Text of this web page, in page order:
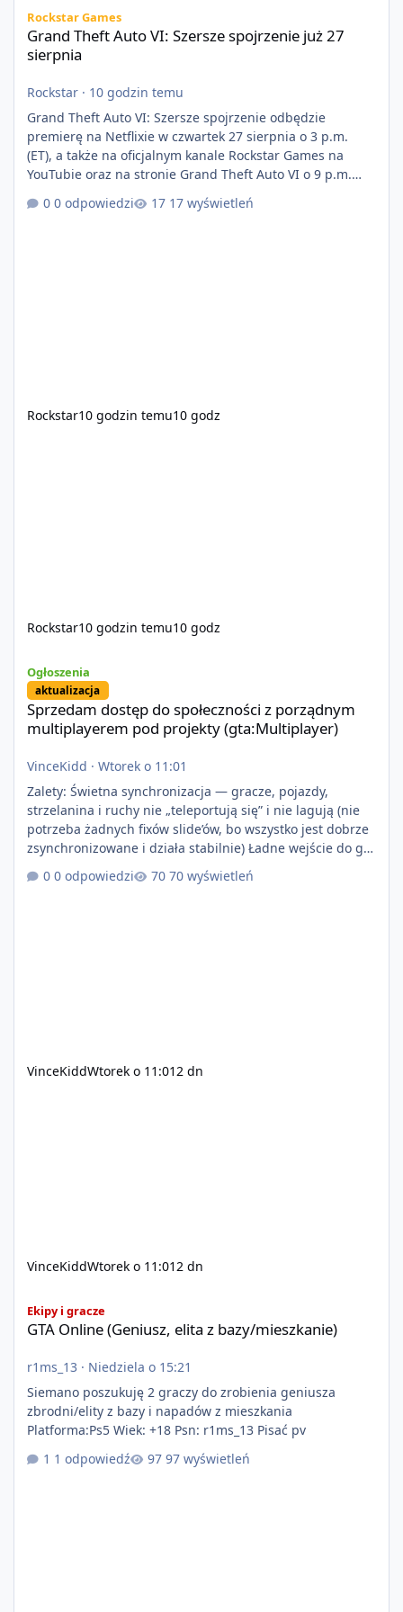
Rockstar Games
Grand Theft Auto VI: Szersze spojrzenie już 27
sierpnia
Rockstar · 10 godzin temu
Grand Theft Auto VI: Szersze spojrzenie odbędzie
premierę na Netflixie w czwartek 27 sierpnia o 3 p.m.
(ET), a także na oficjalnym kanale Rockstar Games na
YouTubie oraz na stronie Grand Theft Auto VI o 9 p.m.
Auto VI będzie dostępne 19 listopada na PlayStation 5
0 odpowiedzi 17 wyświetleń
Rockstar10 godzin temu10 godz
Rockstar10 godzin temu10 godz
Ogłoszenia
aktualizacja
Sprzedam dostęp do społeczności z porządnym
multiplayerem pod projekty (gta:Multiplayer)
VinceKidd · Wtorek o 11:01
Zalety: Świetna synchronizacja — gracze, pojazdy,
strzelanina i ruchy nie „teleportują się” i nie lagują (nie
potrzeba żadnych fixów slide’ów, bo wszystko jest dobrze
zsynchronizowane i działa stabilnie) Ładne wejście do gry
+ solidny antycheat na poziomie multiplayera Wygodne
pisanie własnych modów i skryptów (wsparcie C# / JS /
0 odpowiedzi 70 wyświetleń
VinceKiddWtorek o 11:012 dn
VinceKiddWtorek o 11:012 dn
Ekipy i gracze
GTA Online (Geniusz, elita z bazy/mieszkanie)
r1ms_13 · Niedziela o 15:21
Siemano poszukuję 2 graczy do zrobienia geniusza
zbrodni/elity z bazy i napadów z mieszkania
Platforma:Ps5 Wiek: +18 Psn: r1ms_13 Pisać pv
1 odpowiedź
97 wyświetleń